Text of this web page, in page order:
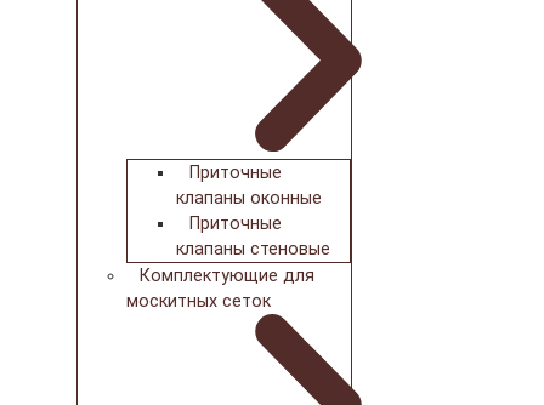
Приточные
клапаны оконные
Приточные
клапаны стеновые
Комплектующие для
москитных сеток